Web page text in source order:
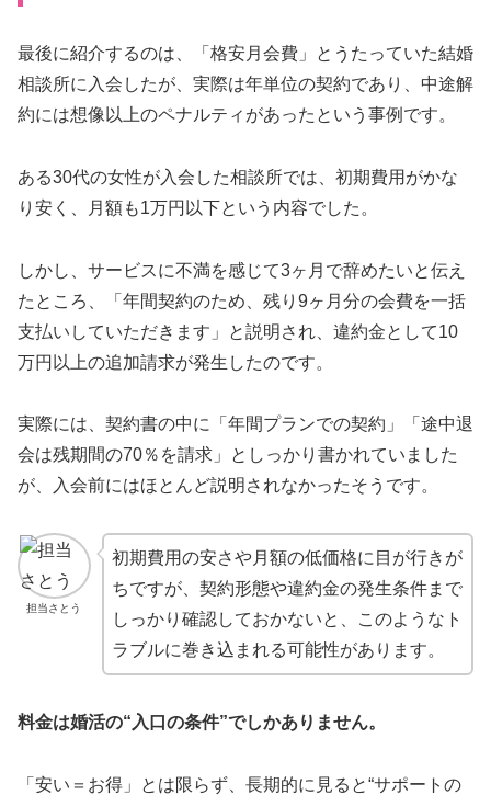
最後に紹介するのは、「格安月会費」とうたっていた結婚
相談所に入会したが、実際は年単位の契約であり、中途解
約には想像以上のペナルティがあったという事例です。
ある30代の女性が入会した相談所では、初期費用がかな
り安く、月額も1万円以下という内容でした。
しかし、サービスに不満を感じて3ヶ月で辞めたいと伝え
たところ、「年間契約のため、残り9ヶ月分の会費を一括
支払いしていただきます」と説明され、違約金として10
万円以上の追加請求が発生したのです。
実際には、契約書の中に「年間プランでの契約」「途中退
会は残期間の70％を請求」としっかり書かれていました
が、入会前にはほとんど説明されなかったそうです。
担当さとう
初期費用の安さや月額の低価格に目が行きが
ちですが、契約形態や違約金の発生条件まで
しっかり確認しておかないと、このようなト
ラブルに巻き込まれる可能性があります。
料金は婚活の“入口の条件”でしかありません。
「安い＝お得」とは限らず、長期的に見ると“サポートの